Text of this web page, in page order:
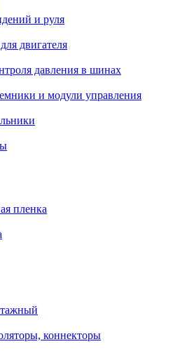
и руля
двигателя
давления в шинах
и модули управления
пленка
коннекторы